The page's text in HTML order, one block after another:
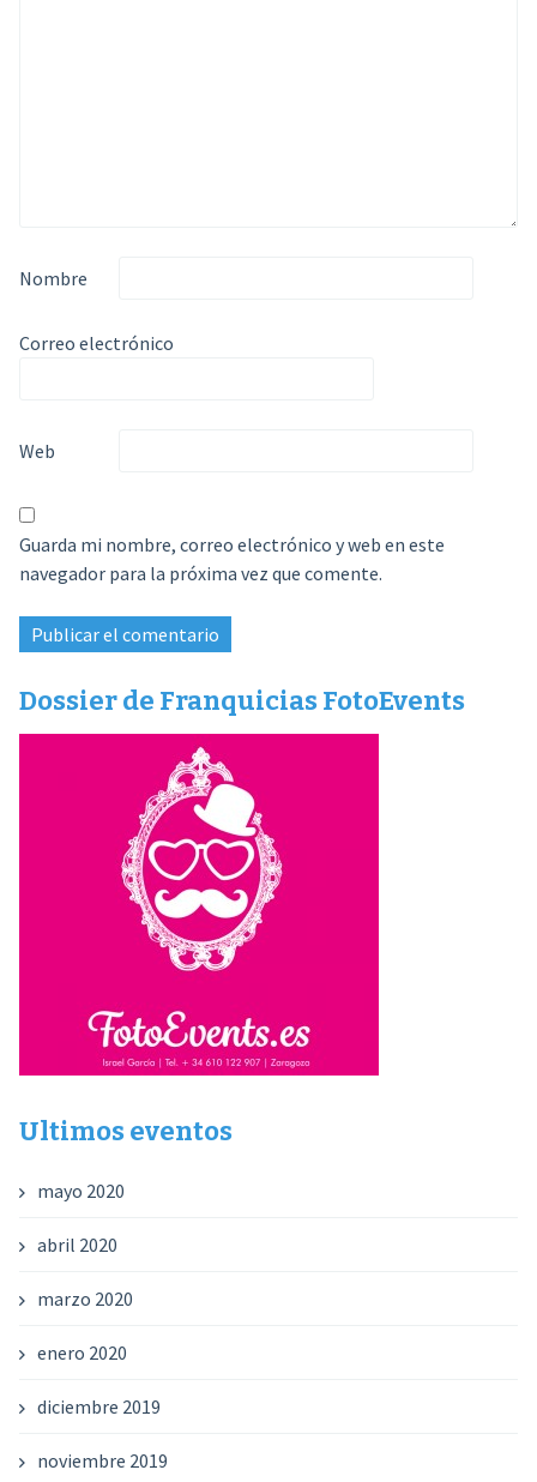
Nombre
Correo electrónico
Web
Guarda mi nombre, correo electrónico y web en este
navegador para la próxima vez que comente.
Dossier de Franquicias FotoEvents
Ultimos eventos
mayo 2020
abril 2020
marzo 2020
enero 2020
diciembre 2019
noviembre 2019